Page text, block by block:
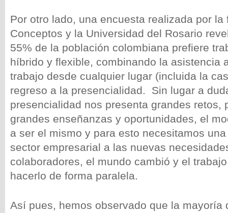
Por otro lado, una encuesta realizada por la
Conceptos y la Universidad del Rosario
55% de la población colombiana prefiere
híbrido y flexible, combinando la asistencia
trabajo desde cualquier lugar (incluida la
regreso a la presencialidad. Sin lugar a
presencialidad nos presenta grandes retos,
grandes enseñanzas y oportunidades, el
a ser el mismo y para esto necesitamos
sector empresarial a las nuevas
colaboradores, el mundo cambió y el
hacerlo de forma paralela.
Así pues, hemos observado que la mayoría